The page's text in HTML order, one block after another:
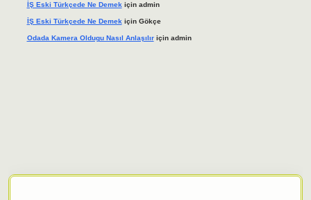
İŞ Eski Türkçede Ne Demekiçin admin
İŞ Eski Türkçede Ne Demek için Gökçe
Odada Kamera Oldugu Nasıl Anlaşılıriçin admin